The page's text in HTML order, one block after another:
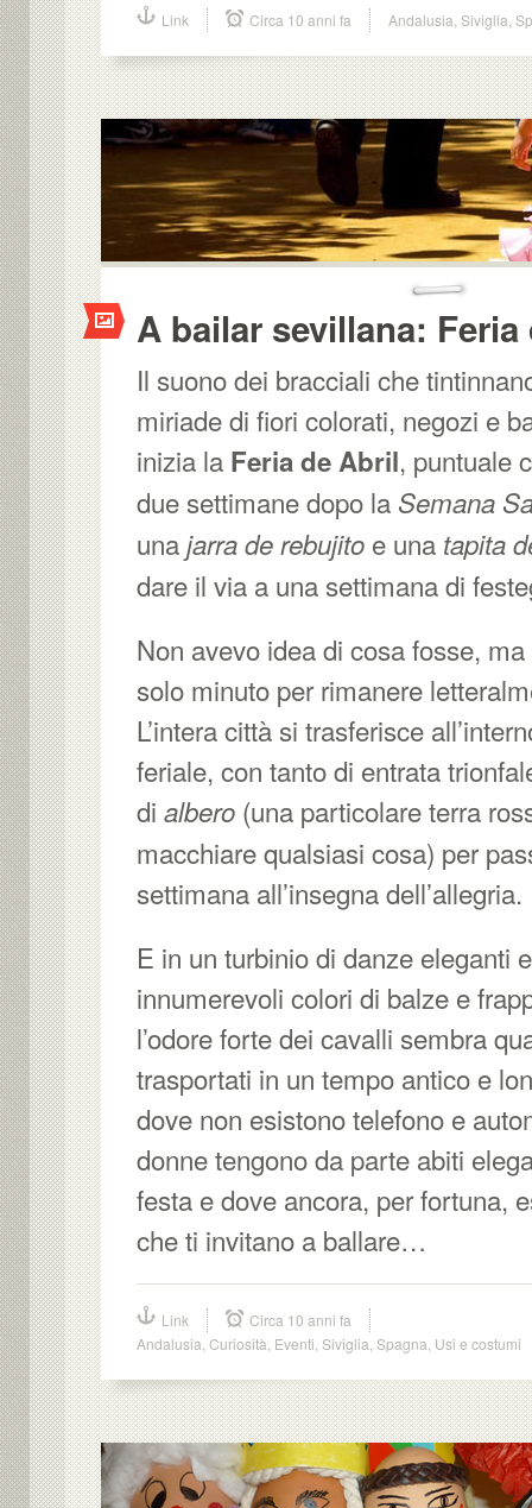
Link Circa 10 anni fa Andalusia Siviglia
A bailar sevillana:
Il suono dei bracciali che
miriade di fiori colorati, negozi e
inizia la Feria de Abril, puntuale
due settimane dopo la Semana
unajarra de rebujito e una tapita
dare il via a una settimana di
Non avevo idea di cosa fosse,
solo minuto per rimanere
L’intera città si trasferisce
feriale, con tanto di entrata
di albero (una particolare terra
macchiare qualsiasi cosa) per
settimana all’insegna dell’allegria.
E in un turbinio di danze eleganti
innumerevoli colori di balze e
l’odore forte dei cavalli sembra
trasportati in un tempo antico e
dove non esistono telefono e
donne tengono da parte abiti
festa e dove ancora, per fortuna,
che ti invitano a ballare…
Link
Circa 10 anni fa
Andalusia Curiosità Eventi Siviglia Spagna Usi e costumi